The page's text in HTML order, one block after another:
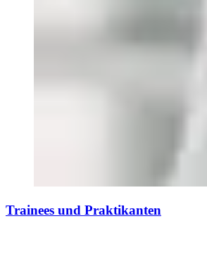
Trainees und Praktikanten